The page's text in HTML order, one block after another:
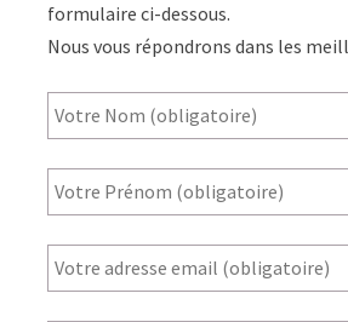
formulaire ci-dessous.
Nous vous répondrons dans les